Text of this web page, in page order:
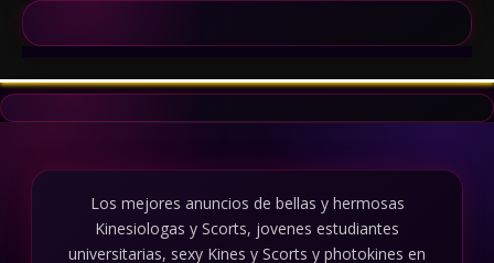
Los mejores anuncios de bellas y hermosas
Kinesiologas y Scorts, jovenes estudiantes
universitarias, sexy Kines y Scorts y photokines en